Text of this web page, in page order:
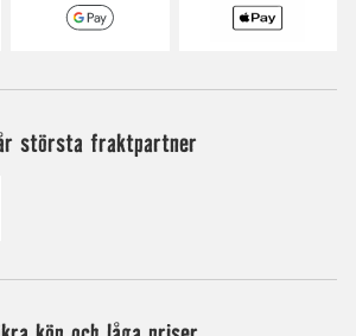
största fraktpartner